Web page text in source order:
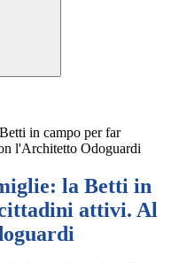
in campo per far
l'Architetto Odoguardi
la Betti in
attivi. Al